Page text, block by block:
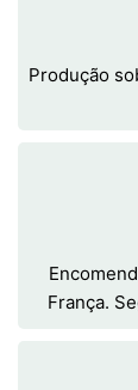
Produção
França.